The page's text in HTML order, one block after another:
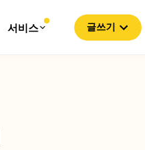
서비스 글쓰기